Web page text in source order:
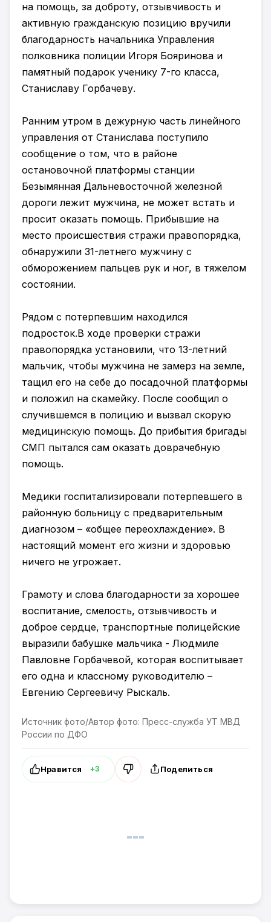
на помощь, за доброту, отзывчивость и
активную гражданскую позицию вручили
благодарность начальника Управления
полковника полиции Игоря Бояринова и
памятный подарок ученику 7-го класса,
Станиславу Горбачеву.
Ранним утром в дежурную часть линейного
управления от Станислава поступило
сообщение о том, что в районе
остановочной платформы станции
Безымянная Дальневосточной железной
дороги лежит мужчина, не может встать и
просит оказать помощь. Прибывшие на
место происшествия стражи правопорядка,
обнаружили 31-летнего мужчину с
обморожением пальцев рук и ног, в тяжелом
состоянии.
Рядом с потерпевшим находился
подросток.В ходе проверки стражи
правопорядка установили, что 13-летний
мальчик, чтобы мужчина не замерз на земле,
тащил его на себе до посадочной платформы
и положил на скамейку. После сообщил о
случившемся в полицию и вызвал скорую
медицинскую помощь. До прибытия бригады
СМП пытался сам оказать доврачебную
помощь.
Медики госпитализировали потерпевшего в
районную больницу с предварительным
диагнозом – «общее переохлаждение». В
настоящий момент его жизни и здоровью
ничего не угрожает.
Грамоту и слова благодарности за хорошее
воспитание, смелость, отзывчивость и
доброе сердце, транспортные полицейские
выразили бабушке мальчика - Людмиле
Павловне Горбачевой, которая воспитывает
его одна и классному руководителю –
Евгению Сергеевичу Рыскаль.
Источник фото/Автор фото: Пресс-служба УТ МВД
России по ДФО
Нравится +3 Поделиться